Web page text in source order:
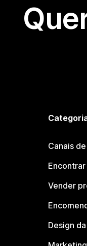
Canais
Vender
Design